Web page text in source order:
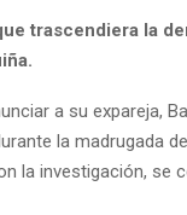
trascendiera la
a su expareja,
la madrugada
la investigación, se